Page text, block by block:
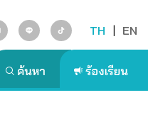
TH | EN